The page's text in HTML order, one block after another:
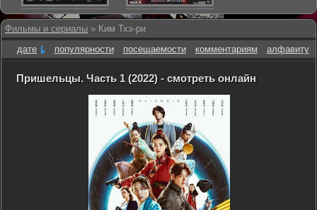
Фильмы и сериалы » Ким Тхэ-ри
дате
популярности посещаемости комментариям алфавиту
Пришельцы. Часть 1 (2022) - смотреть онлайн